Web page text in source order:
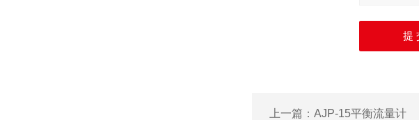
上一篇： AJP-15平衡流量计